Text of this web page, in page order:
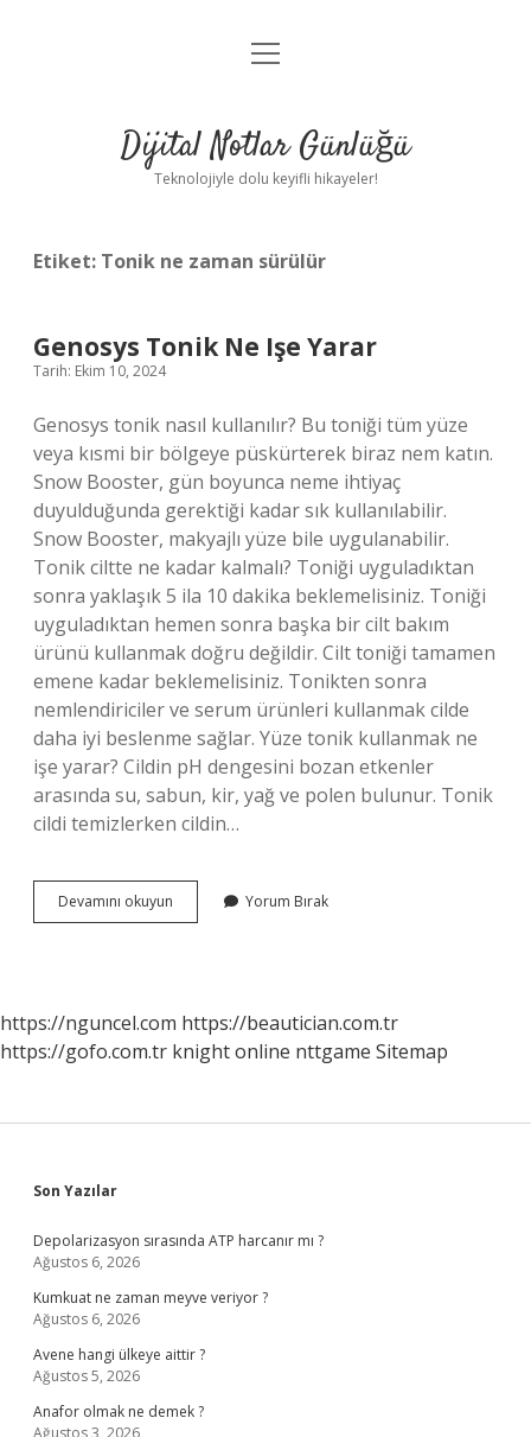
Anasayfa
Yasal Uyarı
menüyü
Dijital Notlar Günlüğü
Teknolojiyle dolu keyifli hikayeler!
Etiket: Tonik ne zaman sürülür
Genosys Tonik Ne Işe Yarar
Tarih: Ekim 10, 2024
Genosys tonik nasıl kullanılır? Bu toniği tüm yüze
veya kısmi bir bölgeye püskürterek biraz nem katın.
Snow Booster, gün boyunca neme ihtiyaç
duyulduğunda gerektiği kadar sık ​​kullanılabilir.
Snow Booster, makyajlı yüze bile uygulanabilir.
Tonik ciltte ne kadar kalmalı? Toniği uyguladıktan
sonra yaklaşık 5 ila 10 dakika beklemelisiniz. Toniği
uyguladıktan hemen sonra başka bir cilt bakım
ürünü kullanmak doğru değildir. Cilt toniği tamamen
emene kadar beklemelisiniz. Tonikten sonra
nemlendiriciler ve serum ürünleri kullanmak cilde
daha iyi beslenme sağlar. Yüze tonik kullanmak ne
işe yarar? Cildin pH dengesini bozan etkenler
arasında su, sabun, kir, yağ ve polen bulunur. Tonik
cildi temizlerken cildin…
Devamını okuyun Genosys
Tonik
Yorum Bırak
https://nguncel.com https://beautician.com.tr
https://gofo.com.tr knight online nttgame Sitemap
Sidebar
Son Yazılar
Depolarizasyon sırasında ATP harcanır mı ?
Ağustos 6, 2026
Kumkuat ne zaman meyve veriyor ?
Ağustos 6, 2026
Avene hangi ülkeye aittir ?
Ağustos 5, 2026
Anafor olmak ne demek ?
Ağustos 3, 2026